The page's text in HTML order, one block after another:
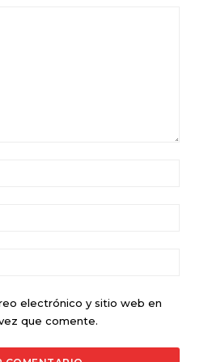
electrónico y sitio web en
que comente.